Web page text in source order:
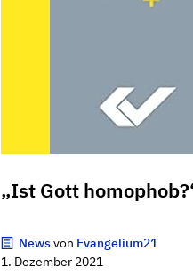
„Ist Gott
Newsvon Evangelium21
1. Dezember 2021